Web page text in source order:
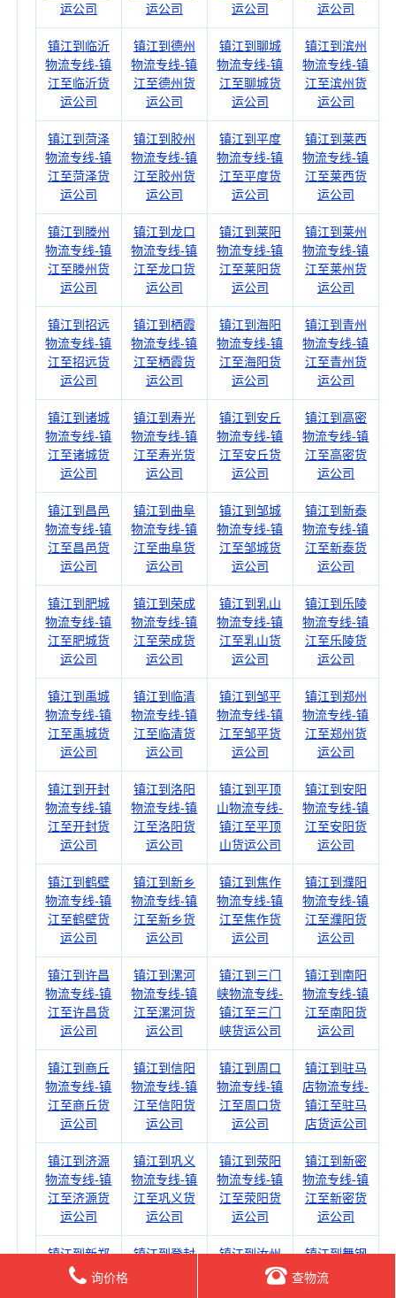
运公司
运公司
运公司
运公司
镇江到临沂
物流专线-镇
江至临沂货
运公司
镇江到德州
物流专线-镇
江至德州货
运公司
镇江到聊城
物流专线-镇
江至聊城货
运公司
镇江到滨州
物流专线-镇
江至滨州货
运公司
镇江到菏泽
物流专线-镇
江至菏泽货
运公司
镇江到胶州
物流专线-镇
江至胶州货
运公司
镇江到平度
物流专线-镇
江至平度货
运公司
镇江到莱西
物流专线-镇
江至莱西货
运公司
镇江到滕州
物流专线-镇
江至滕州货
运公司
镇江到龙口
物流专线-镇
江至龙口货
运公司
镇江到莱阳
物流专线-镇
江至莱阳货
运公司
镇江到莱州
物流专线-镇
江至莱州货
运公司
镇江到招远
物流专线-镇
江至招远货
运公司
镇江到栖霞
物流专线-镇
江至栖霞货
运公司
镇江到海阳
物流专线-镇
江至海阳货
运公司
镇江到青州
物流专线-镇
江至青州货
运公司
镇江到诸城
物流专线-镇
江至诸城货
运公司
镇江到寿光
物流专线-镇
江至寿光货
运公司
镇江到安丘
物流专线-镇
江至安丘货
运公司
镇江到高密
物流专线-镇
江至高密货
运公司
镇江到昌邑
物流专线-镇
江至昌邑货
运公司
镇江到曲阜
物流专线-镇
江至曲阜货
运公司
镇江到邹城
物流专线-镇
江至邹城货
运公司
镇江到新泰
物流专线-镇
江至新泰货
运公司
镇江到肥城
物流专线-镇
江至肥城货
运公司
镇江到荣成
物流专线-镇
江至荣成货
运公司
镇江到乳山
物流专线-镇
江至乳山货
运公司
镇江到乐陵
物流专线-镇
江至乐陵货
运公司
镇江到禹城
物流专线-镇
江至禹城货
运公司
镇江到临清
物流专线-镇
江至临清货
运公司
镇江到邹平
物流专线-镇
江至邹平货
运公司
镇江到郑州
物流专线-镇
江至郑州货
运公司
镇江到开封
物流专线-镇
江至开封货
运公司
镇江到洛阳
物流专线-镇
江至洛阳货
运公司
镇江到平顶
山物流专线-
镇江至平顶
山货运公司
镇江到安阳
物流专线-镇
江至安阳货
运公司
镇江到鹤壁
物流专线-镇
江至鹤壁货
运公司
镇江到新乡
物流专线-镇
江至新乡货
运公司
镇江到焦作
物流专线-镇
江至焦作货
运公司
镇江到濮阳
物流专线-镇
江至濮阳货
运公司
镇江到许昌
物流专线-镇
江至许昌货
运公司
镇江到漯河
物流专线-镇
江至漯河货
运公司
镇江到三门
峡物流专线-
镇江至三门
峡货运公司
镇江到南阳
物流专线-镇
江至南阳货
运公司
镇江到商丘
物流专线-镇
江至商丘货
运公司
镇江到信阳
物流专线-镇
江至信阳货
运公司
镇江到周口
物流专线-镇
江至周口货
运公司
镇江到驻马
店物流专线-
镇江至驻马
店货运公司
镇江到济源
物流专线-镇
江至济源货
运公司
镇江到巩义
物流专线-镇
江至巩义货
运公司
镇江到荥阳
物流专线-镇
江至荥阳货
运公司
镇江到新密
物流专线-镇
江至新密货
运公司
镇江到新郑
物流专线-镇
镇江到登封
镇江到汝州
物流专线-镇
镇江到舞钢
物流专线-镇
询价格 查物流